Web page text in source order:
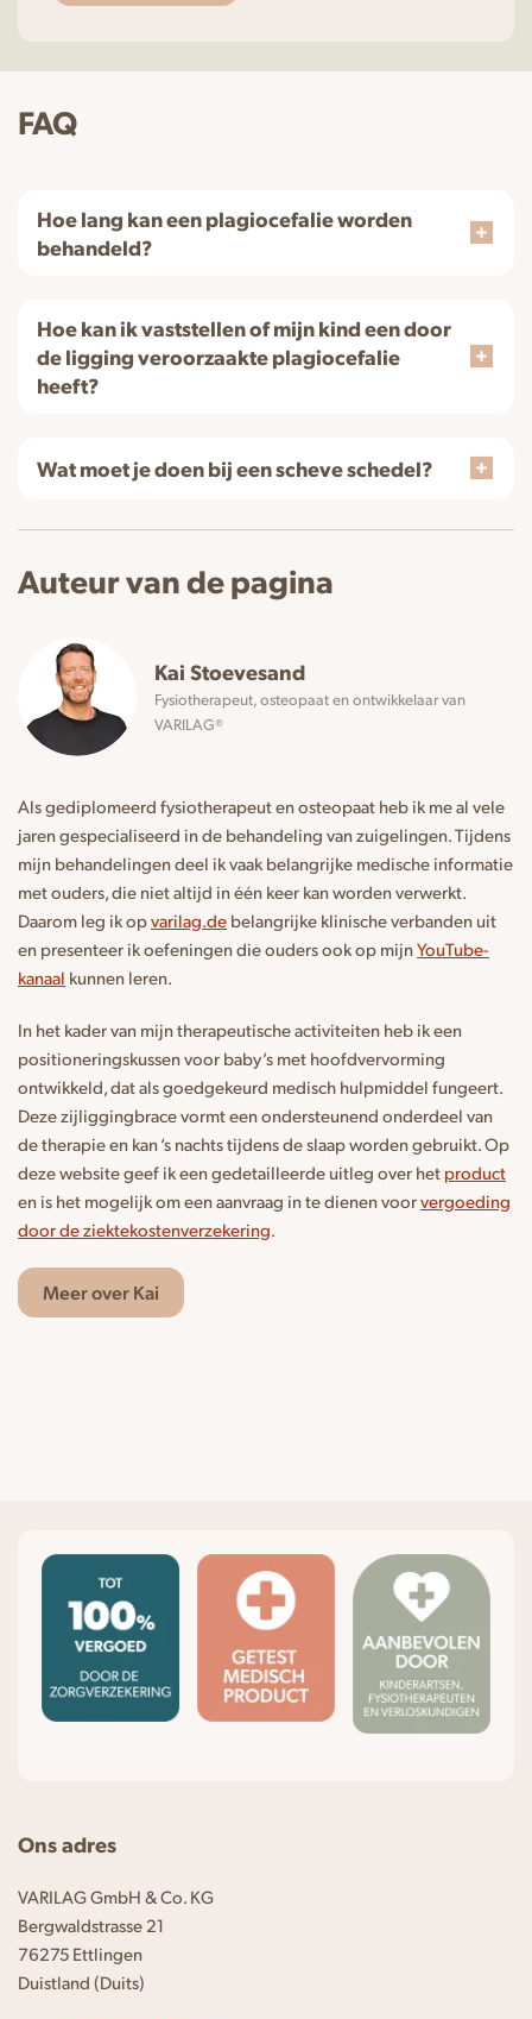
FAQ
Hoe lang kan een plagiocefalie worden
behandeld?
Hoe kan ik vaststellen of mijn kind een door
de ligging veroorzaakte plagiocefalie
heeft?
Wat moet je doen bij een scheve schedel?
Auteur van de pagina
Kai Stoevesand
Fysiotherapeut, osteopaat en ontwikkelaar van
VARILAG®
Als gediplomeerd fysiotherapeut en osteopaat heb ik me al vele
jaren gespecialiseerd in de behandeling van zuigelingen. Tijdens
mijn behandelingen deel ik vaak belangrijke medische informatie
met ouders, die niet altijd in één keer kan worden verwerkt.
Daarom leg ik opvarilag.de belangrijke klinische verbanden uit
en presenteer ik oefeningen die ouders ook op mijnYouTube-
kanaal kunnen leren.
In het kader van mijn therapeutische activiteiten heb ik een
positioneringskussen voor baby’s met hoofdvervorming
ontwikkeld, dat als goedgekeurd medisch hulpmiddel fungeert.
Deze zijliggingbrace vormt een ondersteunend onderdeel van
de therapie en kan ‘s nachts tijdens de slaap worden gebruikt. Op
deze website geef ik een gedetailleerde uitleg over het product
en is het mogelijk om een aanvraag in te dienen voorvergoeding
door de ziektekostenverzekering.
Meer over Kai
Ons adres
VARILAG GmbH & Co. KG
Bergwaldstrasse 21
76275 Ettlingen
Duistland (Duits)